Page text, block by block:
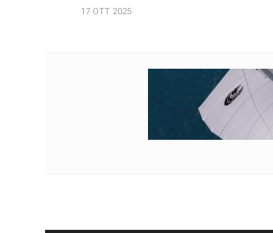
17 OTT 2025